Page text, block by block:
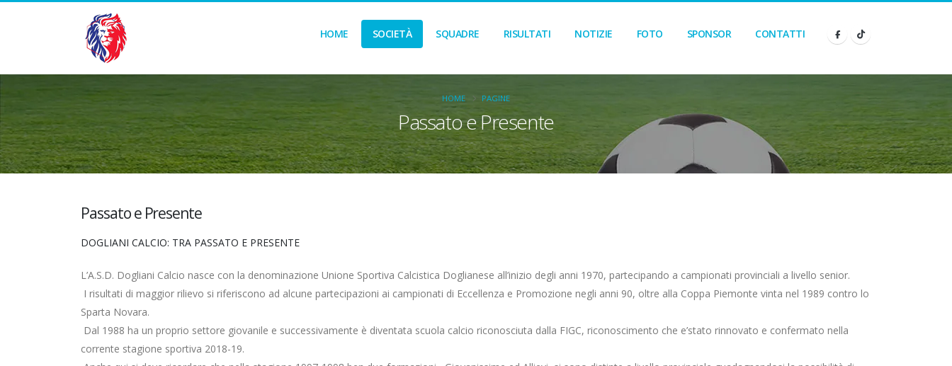
HOME SOCIETÀ SQUADRE RISULTATI NOTIZIE FOTO SPONSOR CONTATTI
Passato e Presente
HOME PAGINE
Passato e Presente
DOGLIANI CALCIO: TRA PASSATO E PRESENTE
L’A.S.D. Dogliani Calcio nasce con la denominazione Unione Sportiva Calcistica Doglianese all’inizio degli anni 1970, partecipando a campionati provinciali a livello senior.
I risultati di maggior rilievo si riferiscono ad alcune partecipazioni ai campionati di Eccellenza e Promozione negli anni 90, oltre alla Coppa Piemonte vinta nel 1989 contro lo
Sparta Novara.
Dal 1988 ha un proprio settore giovanile e successivamente è diventata scuola calcio riconosciuta dalla FIGC, riconoscimento che e’stato rinnovato e confermato nella
corrente stagione sportiva 2018-19.